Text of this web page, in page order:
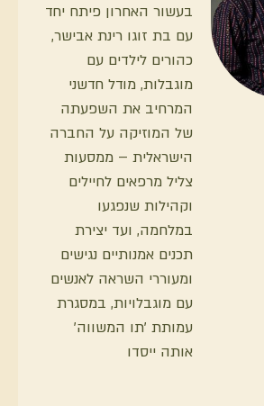
בעשור האחרון פיתח יחד
עם בת זוגו רינת אבישר,
כהורים לילדים עם
מוגבלות, מודל חדשני
המרחיב את השפעתה
של המוזיקה על החברה
הישראלית – ממסעות
צליל מרפאים לחיילים
וקהילות שנפגעו
במלחמה, ועד יצירת
תכנים אמנותיים נגישים
ומעוררי השראה לאנשים
עם מוגבלויות, במסגרת
עמותת 'תו המשווה'
אותה ייסדו